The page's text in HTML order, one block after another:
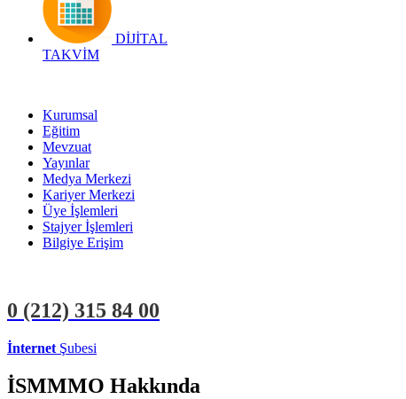
DİJİTAL
TAKVİM
Kurumsal
Eğitim
Mevzuat
Yayınlar
Medya Merkezi
Kariyer Merkezi
Üye İşlemleri
Stajyer İşlemleri
Bilgiye Erişim
0 (212) 315 84 00
İnternet Şubesi
İSMMMO Hakkında